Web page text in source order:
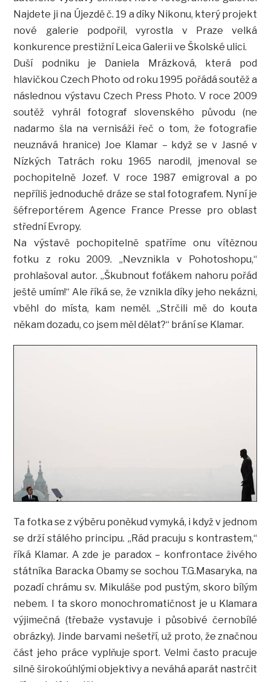
Najdete ji na Újezdě č. 19 a díky Nikonu, který projekt
nové galerie podpořil, vyrostla v Praze velká
konkurence prestižní Leica Galerii ve Školské ulici.
Duší podniku je Daniela Mrázková, která pod
hlavičkou Czech Photo od roku 1995 pořádá soutěž a
následnou výstavu Czech Press Photo. V roce 2009
soutěž vyhrál fotograf slovenského původu (ne
nadarmo šla na vernisáži řeč o tom, že fotografie
neuznává hranice) Joe Klamar – když se v Jasné v
Nízkých Tatrách roku 1965 narodil, jmenoval se
pochopitelně Jozef. V roce 1987 emigroval a po
nepříliš jednoduché dráze se stal fotografem. Nyní je
šéfreportérem Agence France Presse pro oblast
střední Evropy.
Na výstavě pochopitelně spatříme onu vítěznou
fotku z roku 2009. „Nevznikla v Pohotoshopu,“
prohlašoval autor. „Škubnout foťákem nahoru pořád
ještě umím!“ Ale říká se, že vznikla díky jeho nekázni,
vběhl do místa, kam neměl. „Strčili mě do kouta
někam dozadu, co jsem měl dělat?“ brání se Klamar.
Ta fotka se z výběru poněkud vymyká, i když v jednom
se drží stálého principu. „Rád pracuju s kontrastem,“
říká Klamar. A zde je paradox – konfrontace živého
státníka Baracka Obamy se sochou T.G.Masaryka, na
pozadí chrámu sv. Mikuláše pod pustým, skoro bílým
nebem. I ta skoro monochromatičnost je u Klamara
výjimečná (třebaže vystavuje i působivé černobílé
obrázky). Jinde barvami nešetří, už proto, že značnou
část jeho práce vyplňuje sport. Velmi často pracuje
silně širokoúhlými objektivy a neváhá aparát nastrčit